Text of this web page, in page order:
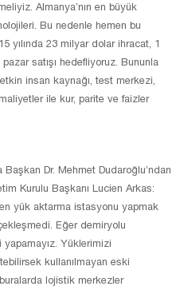
Almanya’nın en büyük
Bu nedenle hemen bu
yılında 23 milyar dolar ihracat, 1
satışı hedefliyoruz. Bununla
insan kaynağı, test merkezi,
ile kur, parite ve faizler
Başkan Dr. Mehmet Dudaroğlu’ndan
Kurulu Başkanı Lucien Arkas:
yük aktarma istasyonu yapmak
Eğer demiryolu
yapamayız. Yüklerimizi
kullanılmayan eski
lojistik merkezler